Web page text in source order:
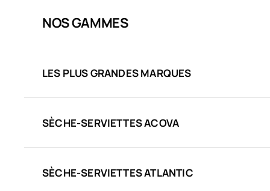
NOS GAMMES
LES PLUS GRANDES MARQUES
SÈCHE-SERVIETTES ACOVA
SÈCHE-SERVIETTES ATLANTIC